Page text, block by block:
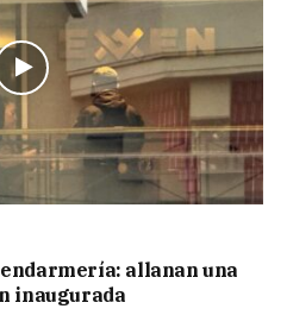
allanan una
inaugurada